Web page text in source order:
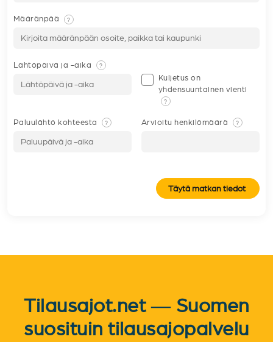
Määränpää ?
Lähtöpäivä ja -aika ?
Kuljetus on
yhdensuuntainen vienti
?
Paluulähtö kohteesta ? Arvioitu henkilömäärä ?
Täytä matkan tiedot
Tilausajot.net — Suomen
suosituin tilausajopalvelu